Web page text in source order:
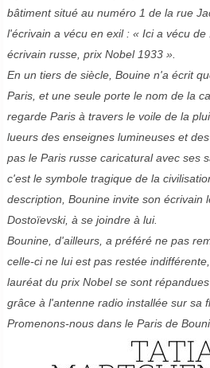
bâtiment situé au numéro 1 de la rue
l'écrivain a vécu en exil : « Ici a vécu
écrivain russe, prix Nobel 1933 ».
En un tiers de siècle, Bouine n'a écrit
Paris, et une seule porte le nom de la
regarde Paris à travers le voile de la
lueurs des enseignes lumineuses et
pas le Paris russe caricatural avec ses
c'est le symbole tragique de la
description, Bounine invite son écrivain
Dostoïevski, à se joindre à lui.
Bounine, d'ailleurs, a préféré ne pas
celle-ci ne lui est pas restée
lauréat du prix Nobel se sont
grâce à l'antenne radio installée sur sa
Promenons-nous dans le Paris de